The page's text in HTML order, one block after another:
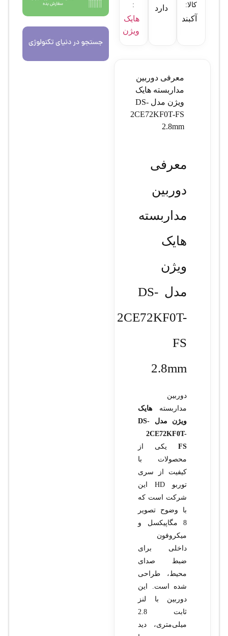
کالا:
آکبند
دارد
:
هایک
ویژن
معرفی دوربین
مداربسته هایک
ویژن مدل DS-
2CE72KF0T-FS
2.8mm
معرفی
دوربین
مداربسته
هایک
ویژن
مدل DS-
2CE72KF0T-
FS
2.8mm
دوربین
مداربسته هایک
ویژن مدل DS-
2CE72KF0T-
FSیکی از
محصولات با
کیفیت از سری
توربو HD این
شرکت است که
با وضوح تصویر
8 مگاپیکسل و
میکروفون
داخلی برای
ضبط صدای
محیط، طراحی
شده است. این
دوربین با لنز
ثابت 2.8
میلی‌متری، دید